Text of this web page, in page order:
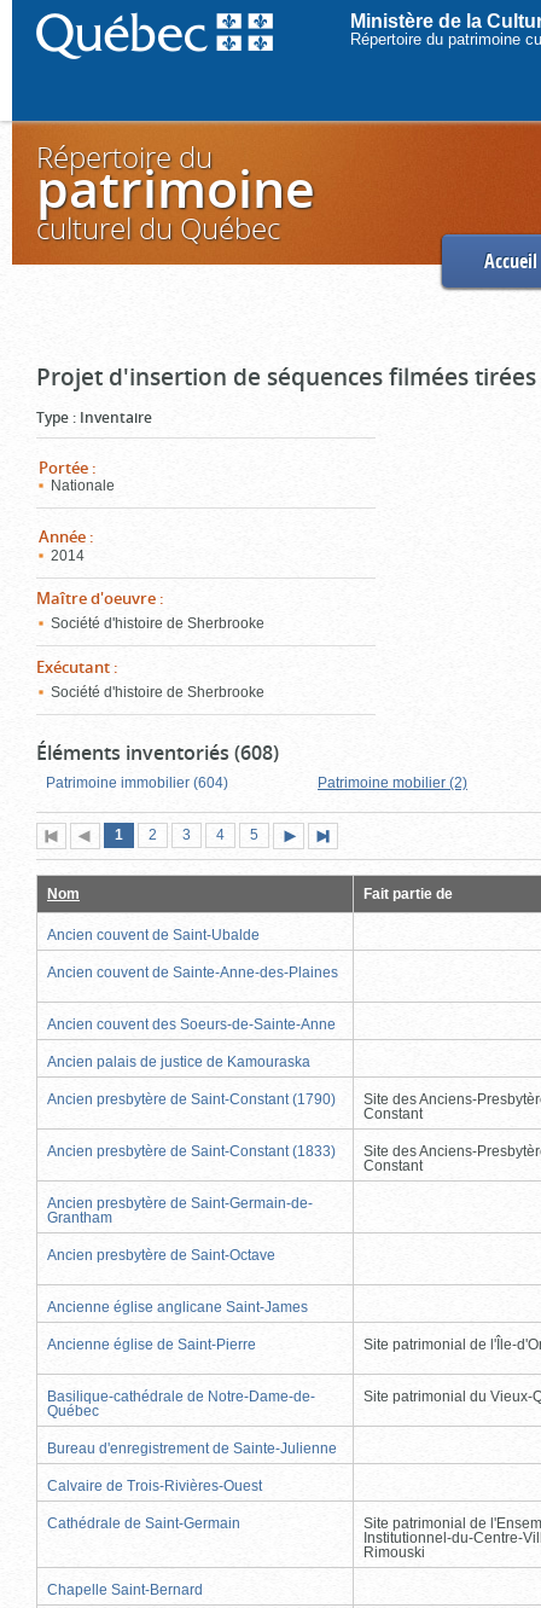
Ministère de la
Répertoire du patrimoine
Répertoire du
patrimoine
culturel du Québec
Accueil
Projet d'insertion de séquences filmées
Type : Inventaire
Portée :
Nationale
Année :
2014
Maître d'oeuvre :
Société d'histoire de Sherbrooke
Exécutant :
Société d'histoire de Sherbrooke
Éléments inventoriés (608)
Patrimoine immobilier (604) Patrimoine mobilier (2)
Première
page
Page
précédente
Page
1 (page
actuelle)
Page
2 Page
3 Page
4 Page
5
suivante
page
Nom Fait partie de
Ancien couvent de Saint-Ubalde
Ancien couvent de Sainte-Anne-des-Plaines
Ancien couvent des Soeurs-de-Sainte-Anne
Ancien palais de justice de Kamouraska
Ancien presbytère de Saint-Constant (1790)
Site des Anciens-
Constant
Ancien presbytère de Saint-Constant (1833)
Site des Anciens-
Constant
Ancien presbytère de Saint-Germain-de-
Grantham
Ancien presbytère de Saint-Octave
Ancienne église anglicane Saint-James
Ancienne église de Saint-Pierre Site patrimonial de l'Île-
Basilique-cathédrale de Notre-Dame-de-
Québec
Site patrimonial du Vieux-
Bureau d'enregistrement de Sainte-Julienne
Calvaire de Trois-Rivières-Ouest
Cathédrale de Saint-Germain
Site patrimonial de
Institutionnel-du-Centre-
Rimouski
Chapelle Saint-Bernard